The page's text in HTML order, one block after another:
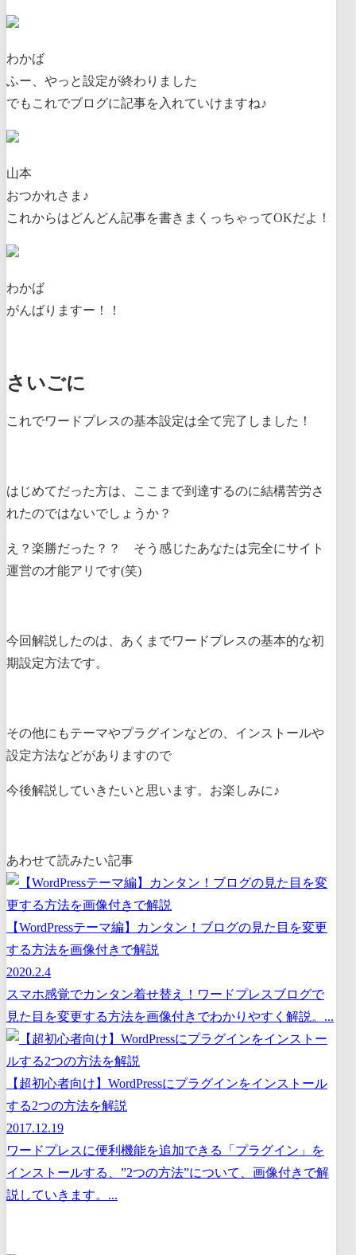
わかば
ふー、やっと設定が終わりました
でもこれでブログに記事を入れていけますね♪
山本
おつかれさま♪
これからはどんどん記事を書きまくっちゃってOKだよ！
わかば
がんばりますー！！
さいごに
これでワードプレスの基本設定は全て完了しました！
はじめてだった方は、ここまで到達するのに結構苦労さ
れたのではないでしょうか？
え？楽勝だった？？ そう感じたあなたは完全にサイト
運営の才能アリです(笑)
今回解説したのは、あくまでワードプレスの基本的な初
期設定方法です。
その他にもテーマやプラグインなどの、インストールや
設定方法などがありますので
今後解説していきたいと思います。お楽しみに♪
あわせて読みたい記事
【WordPressテーマ編】カンタン！ブログの見た目を変更
する方法を画像付きで解説
2020.2.4
スマホ感覚でカンタン着せ替え！ワードプレスブログで
見た目を変更する方法を画像付きでわかりやすく解説。...
【超初心者向け】WordPressにプラグインをインストール
する2つの方法を解説
2017.12.19
ワードプレスに便利機能を追加できる「プラグイン」を
インストールする、”2つの方法”について、画像付きで解
説していきます。...